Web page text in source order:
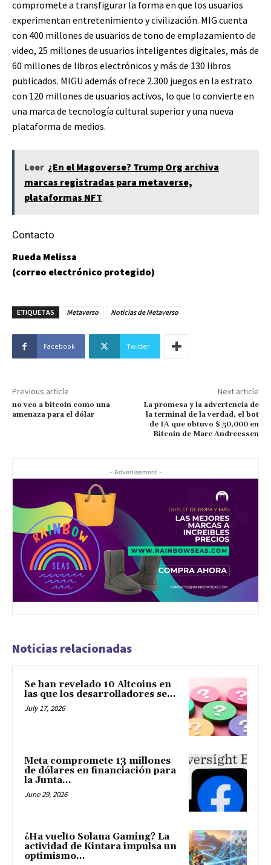
compromete a transfigurar la forma en que los usuarios
experimentan entretenimiento y civilización. MIG cuenta
con 400 millones de usuarios de tono de emplazamiento de
video, 25 millones de usuarios inteligentes digitales, más de
60 millones de libros electrónicos y más de 130 libros
publicados. MIGU además ofrece 2.300 juegos en la estrato
con 120 millones de usuarios activos, lo que lo convierte en
una marca de tecnología cultural superior y una nueva
plataforma de medios.
Leer ¿En el Magoverse? Trump Org archiva
marcas registradas para metaverse,
plataformas NFT
Contacto
Rueda Melissa
(correo electrónico protegido)
ETIQUETAS Metaverso Noticias de Metaverso
Facebook Twitter
Previous article
no veo a bitcoin como una
amenaza para el dólar
Next article
La promesa y la advertencia de
la terminal de la verdad, el bot
de IA que obtuvo $ 50,000 en
Bitcoin de Marc Andreessen
- Advertisement -
Noticias relacionadas
Se han revelado 10 Altcoins en
las que los desarrolladores se...
July 17, 2026
Meta compromete 13 millones
de dólares en financiación para
la Junta...
June 29, 2026
¿Ha vuelto Solana Gaming? La
actividad de Kintara impulsa un
optimismo...